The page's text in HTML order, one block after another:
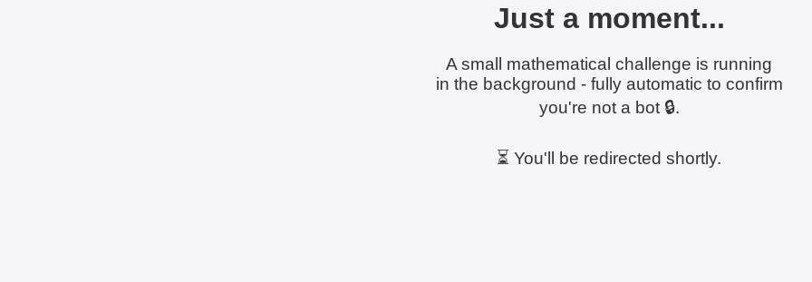
Just a moment...
A small mathematical challenge is running
in the background - fully automatic to confirm
you're not a bot 🔒.
⏳ You'll be redirected shortly.